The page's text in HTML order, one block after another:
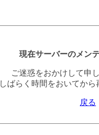
現在サーバーのメン
ご迷惑をおかけして申
しばらく時間をおいてから
戻る